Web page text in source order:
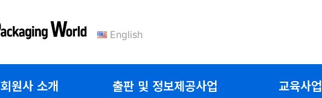
English
회원사 소개 출판 및 정보제공사업 교육사업